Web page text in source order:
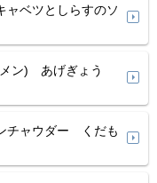
ベツとしらすのソ
ン) あげぎょう
チャウダー くだも